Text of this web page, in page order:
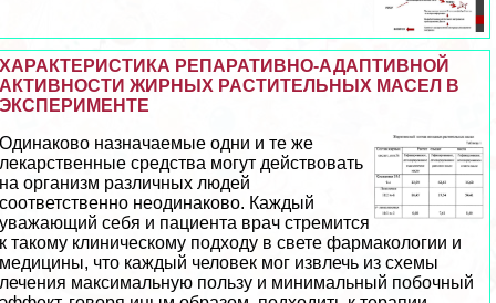
ХАРАКТЕРИСТИКА РЕПАРАТИВНО-АДАПТИВНОЙ
АКТИВНОСТИ ЖИРНЫХ РАСТИТЕЛЬНЫХ МАСЕЛ В
ЭКСПЕРИМЕНТЕ
Одинаково назначаемые одни и те же
лекарственные средства могут действовать
на организм различных людей
соответственно неодинаково. Каждый
уважающий себя и пациента врач стремится
к такому клиническому подходу в свете фармакологии и
медицины, что каждый человек мог извлечь из схемы
лечения максимальную пользу и минимальный побочный